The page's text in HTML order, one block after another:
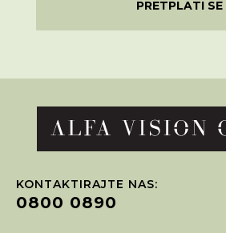
PRETPLATI SE
KONTAKTIRAJTE NAS:
0800 0890